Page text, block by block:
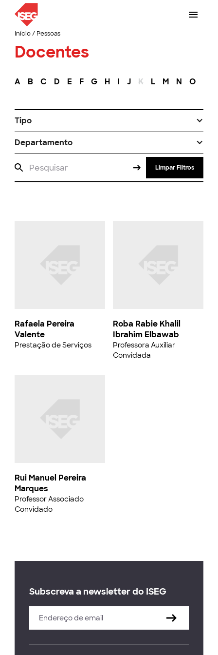
Início/ Pessoas
Docentes
A B C D E F G H I J K L M N O
Tipo
Departamento
Limpar Filtros
Rafaela Pereira
Valente
Prestação de Serviços
Rui Manuel Pereira
Marques
Professor Associado
Convidado
Roba Rabie Khalil
Ibrahim Elbawab
Professora Auxiliar
Convidada
Subscreva a newsletter do ISEG